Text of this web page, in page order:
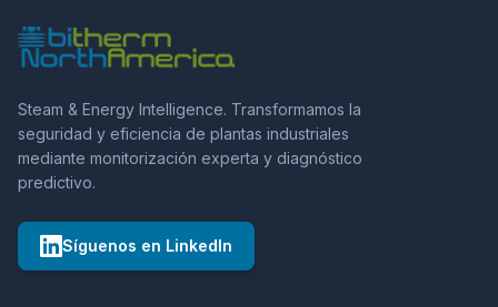
Steam & Energy Intelligence. Transformamos la
seguridad y eficiencia de plantas industriales
mediante monitorización experta y diagnóstico
predictivo.
Síguenos en LinkedIn